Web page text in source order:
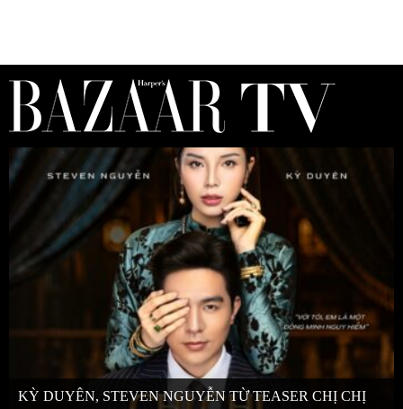
KỲ DUYÊN, STEVEN NGUYỄN TỪ TEASER CHỊ CHỊ